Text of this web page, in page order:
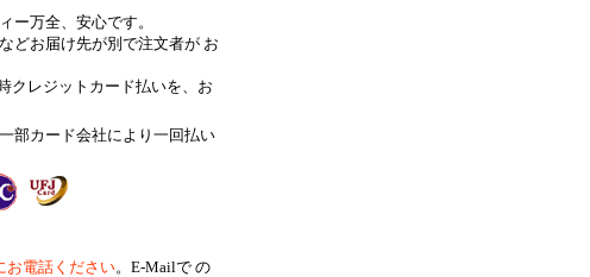
ー万全、安心です。
どお届け先が別で注文者が お
クレジットカード払いを、お
部カード会社により一回払い
お電話ください。E-Mailで の